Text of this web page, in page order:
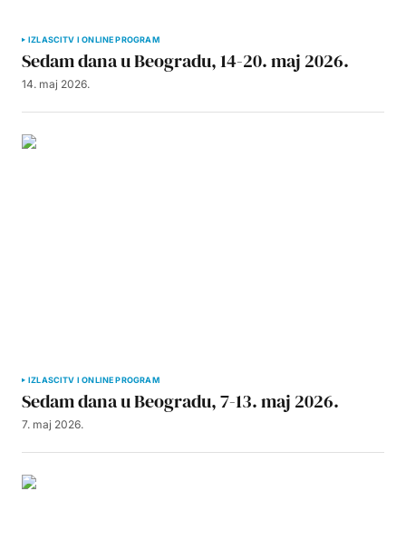
IZLASCITV I ONLINE PROGRAM
Sedam dana u Beogradu, 14-20. maj 2026.
14. maj 2026.
IZLASCITV I ONLINE PROGRAM
Sedam dana u Beogradu, 7-13. maj 2026.
7. maj 2026.